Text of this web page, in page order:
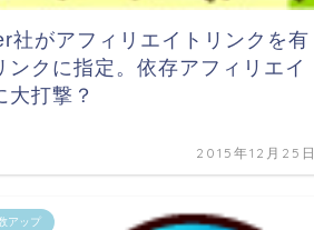
社がアフィリエイトリンクを有
ンクに指定。依存アフィリエイ
大打撃？
2015年12月25日
アップ